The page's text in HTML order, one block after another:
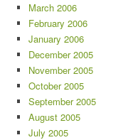
March 2006
February 2006
January 2006
December 2005
November 2005
October 2005
September 2005
August 2005
July 2005